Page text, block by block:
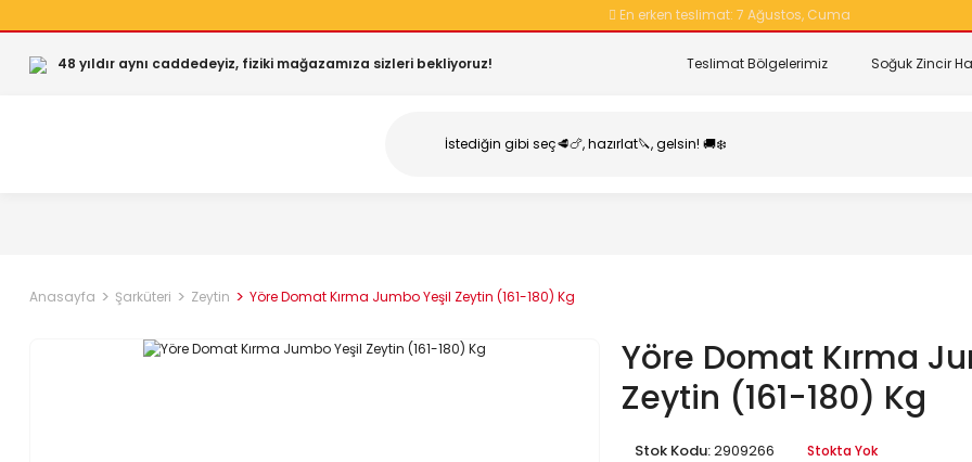
En erken teslimat: 7 Ağustos, Cuma
48 yıldır aynı caddedeyiz, fiziki mağazamıza sizleri bekliyoruz! Teslimat Bölgelerimiz Soğuk Zincir
Anasayfa Şarküteri Zeytin Yöre Domat Kırma Jumbo Yeşil Zeytin (161-180) Kg
Yöre Domat Kırma
Zeytin (161-180) Kg
Stok Kodu:2909266 Stokta Yok